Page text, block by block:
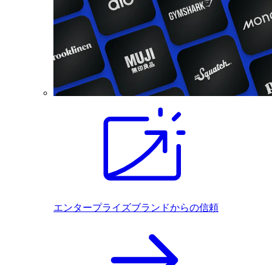
エンタープライズブランドからの信頼